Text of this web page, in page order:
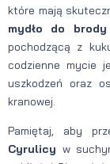
które mają
mydło do
pochodzącą z
codzienne mycie
uszkodzeń oraz
kranowej.
Pamiętaj, aby
Cyrulicy w